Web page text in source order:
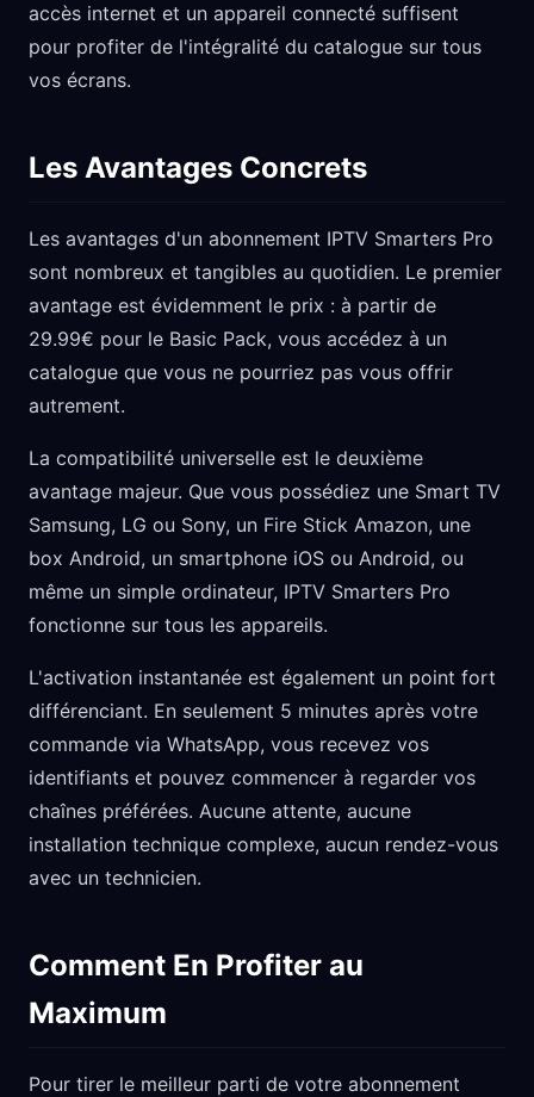
accès internet et un appareil connecté suffisent
pour profiter de l'intégralité du catalogue sur tous
vos écrans.
Les Avantages Concrets
Les avantages d'un abonnement IPTV Smarters Pro
sont nombreux et tangibles au quotidien. Le premier
avantage est évidemment le prix : à partir de
29.99€ pour le Basic Pack, vous accédez à un
catalogue que vous ne pourriez pas vous offrir
autrement.
La compatibilité universelle est le deuxième
avantage majeur. Que vous possédiez une Smart TV
Samsung, LG ou Sony, un Fire Stick Amazon, une
box Android, un smartphone iOS ou Android, ou
même un simple ordinateur, IPTV Smarters Pro
fonctionne sur tous les appareils.
L'activation instantanée est également un point fort
différenciant. En seulement 5 minutes après votre
commande via WhatsApp, vous recevez vos
identifiants et pouvez commencer à regarder vos
chaînes préférées. Aucune attente, aucune
installation technique complexe, aucun rendez-vous
avec un technicien.
Comment En Profiter au
Maximum
Pour tirer le meilleur parti de votre abonnement